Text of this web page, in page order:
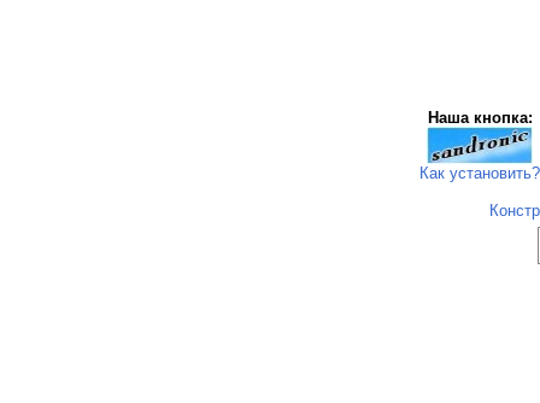
Наша кнопка:
Как установить?